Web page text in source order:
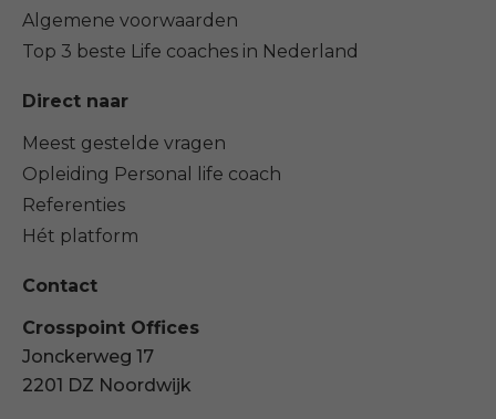
Algemene voorwaarden
Top 3 beste Life coaches in Nederland
Direct naar
Meest gestelde vragen
Opleiding Personal life coach
Referenties
Hét platform
Contact
Crosspoint Offices
Jonckerweg 17
2201 DZ Noordwijk